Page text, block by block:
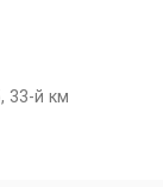
33-й км